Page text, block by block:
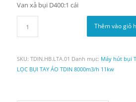
Van xả bụi D400:1 cái
Thêm vào giỏ
SKU: TDIN.HB.LTA.01 Danh mục: Máy hút bụi
LỌC BỤI TAY ÁO TDIN 8000m3/h 11kw